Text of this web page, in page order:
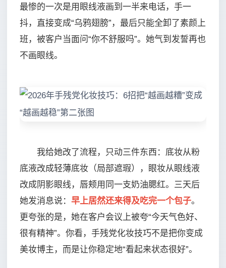
最惨的一次是用眼线液画到一半来电话，手一
抖，直接变成“乌鸦翅膀”，最后只能全卸了素颜上
班，被客户当面问“你不舒服吗”。她气到发誓再也
不画眼线。
我给她改了流程，只动三件东西：底妆从粉
底液改成轻薄底妆（局部遮瑕），眼妆从眼线液
改成阴影眼线，唇颊用同一支奶油腮红。三天后
她发消息说： 早上居然还来得及吃完一个包子。
更夸张的是，她在客户会议上被夸“今天气色好、
很有精神”。你看，手残党化妆技巧不是把你变成
美妆博主，而是让你稳定地“看起来状态很好”。